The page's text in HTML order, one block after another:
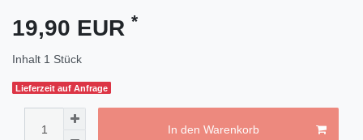
19,90 EUR *
Inhalt 1 Stück
Lieferzeit auf Anfrage
In den Warenkorb